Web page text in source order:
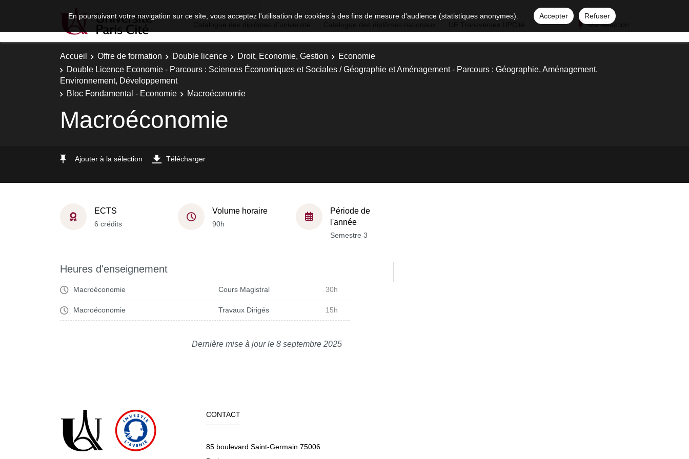
En poursuivant votre navigation sur ce site, vous acceptez l'utilisation de cookies à des fins de mesure d'audience (statistiques anonymes). Accepter
Refuser
Ma sélection
Accueil Offre de formation Double licence Droit, Economie, Gestion
Economie
Double Licence Economie - Parcours : Sciences Économiques et Sociales / Géographie et Aménagement - Parcours : Géographie, Aménagement,
Environnement, Développement
Bloc Fondamental - Economie
Macroéconomie
Macroéconomie
Ajouter à la sélection Télécharger
ECTS
6 crédits
Volume horaire
90h
Période de
l'année
Semestre 3
Heures d'enseignement
Macroéconomie Cours Magistral 30h
Macroéconomie Travaux Dirigés 15h
Dernière mise à jour le 8 septembre 2025
CONTACT
85 boulevard Saint-Germain 75006